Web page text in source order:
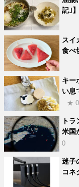
記｣】
スイ
食べ
キー
い息
★ 0
ト
米国
0
迷子
コネ